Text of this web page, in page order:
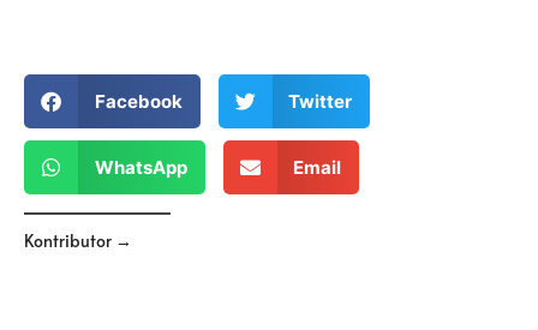
Facebook Twitter
WhatsApp Email
Kontributor →